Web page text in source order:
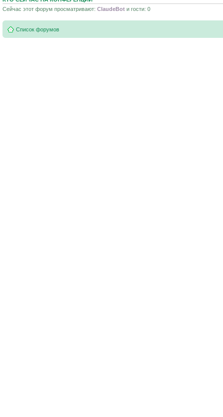
Сейчас этот форум просматривают: ClaudeBot и гости: 0
Список форумов